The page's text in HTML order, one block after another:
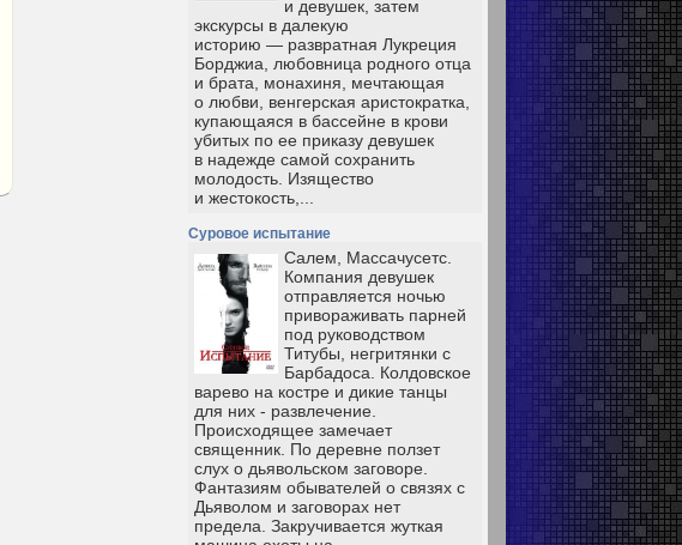
и девушек, затем
экскурсы в далекую
историю — развратная Лукреция
Борджиа, любовница родного отца
и брата, монахиня, мечтающая
о любви, венгерская аристократка,
купающаяся в бассейне в крови
убитых по ее приказу девушек
в надежде самой сохранить
молодость. Изящество
и жестокость,...
Суровое испытание
Салем, Массачусетс.
Компания девушек
отправляется ночью
привораживать парней
под руководством
Титубы, негритянки с
Барбадоса. Колдовское
варево на костре и дикие танцы
для них - развлечение.
Происходящее замечает
священник. По деревне ползет
слух о дьявольском заговоре.
Фантазиям обывателей о связях с
Дьяволом и заговорах нет
предела. Закручивается жуткая